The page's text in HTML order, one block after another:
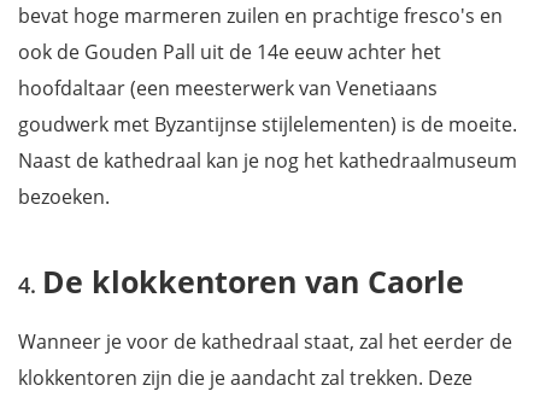
bevat hoge marmeren zuilen en prachtige fresco's en
ook de Gouden Pall uit de 14e eeuw achter het
hoofdaltaar (een meesterwerk van Venetiaans
goudwerk met Byzantijnse stijlelementen) is de moeite.
Naast de kathedraal kan je nog het kathedraalmuseum
bezoeken.
De klokkentoren van Caorle
Wanneer je voor de kathedraal staat, zal het eerder de
klokkentoren zijn die je aandacht zal trekken. Deze